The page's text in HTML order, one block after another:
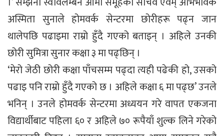
अस्मिता सुनाले होमवर्क सेन्टरमा छोरीहरू पढ्न जान
थालेपछि पढाइमा राम्रो हुँदै गएको बताइन् । अहिले उनकी
छोरी सुमित्रा सुनार कक्षा ३ मा पढ्छिन् ।
‘मेरो जेठी छोरी कक्षा पाँचसम्म पढ्दा त्यही पढेकी हो, उसको
पढाइ पनि राम्रो हुँदै गएको छ । अहिले कक्षा ६ मा पढ्छ’ उनले
भनिन् । उनले होमवर्क सेन्टरमा अध्ययन गरे वापत एकजना
विद्यार्थीबाट पहिला ६० र अहिले ७० रूपैयाँ शुल्क लिने गरेको